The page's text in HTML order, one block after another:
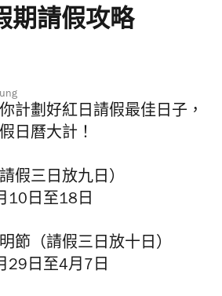
期請假攻略
計劃好紅日請假最佳日子，
日曆大計！
假三日放九日）
10日至18日
節（請假三日放十日）
29日至4月7日